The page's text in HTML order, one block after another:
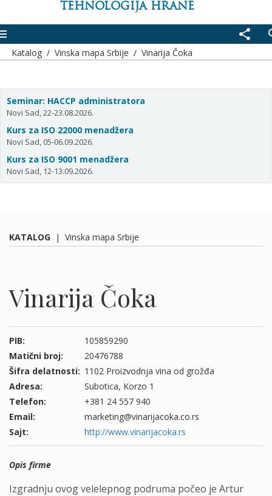
TEHNOLOGIJA HRANE
share
Katalog / Vinska mapa Srbije / Vinarija Čoka
Seminar: HACCP administratora
Novi Sad, 22-23.08.2026.
Kurs za ISO 22000 menadžera
Novi Sad, 05-06.09.2026.
Kurs za ISO 9001 menadžera
Novi Sad, 12-13.09.2026.
KATALOG | Vinska mapa Srbije
Vinarija Čoka
PIB:
105859290
Matični broj:
20476788
Šifra delatnosti: 1102 Proizvodnja vina od grožđa
Adresa:
Subotica, Korzo 1
Telefon:
+381 24 557 940
Email:
marketing@vinarijacoka.co.rs
Sajt:
http://www.vinarijacoka.rs
Opis firme
Izgradnju ovog velelepnog podruma počeo je Artur